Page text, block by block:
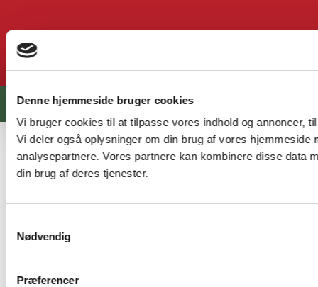
Denne hjemmeside bruger cookies
Vi bruger cookies til at tilpasse vores indhold og annoncer,
Vi deler også oplysninger om din brug af vores
analysepartnere. Vores partnere kan kombinere disse data
din brug af deres tjenester.
Nødvendig
Præferencer
Cookiedeklaration​
© SJV 2026 |Kong Gulerod Reklamebureau